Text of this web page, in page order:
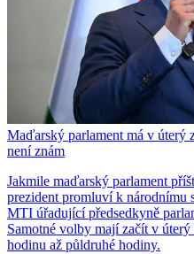
Maďarský parlament má v úterý
není znám
Jakmile maďarský parlament
prezident promluví k národnímu
MTI úřadující předsedkyně
Samotné volby mají začít v
hodinu až půldruhé hodiny.